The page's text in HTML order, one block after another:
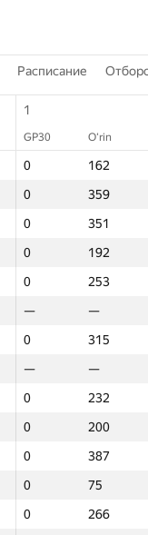
Расписание
1
GP30 O‘rin
0
162
0
359
0
351
0
192
0
253
—
—
0
315
—
—
0
232
0
200
0
387
0
75
0
266
1
GP30 O‘rin
0
162
0
359
0
351
0
192
0
253
—
—
0
315
—
—
0
232
0
200
0
387
0
75
0
266